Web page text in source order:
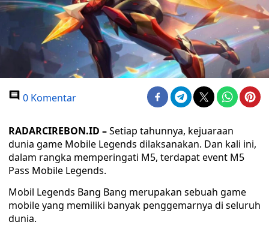
0 Komentar
RADARCIREBON.ID –Setiap tahunnya, kejuaraan
dunia game Mobile Legends dilaksanakan. Dan kali ini,
dalam rangka memperingati M5, terdapat event M5
Pass Mobile Legends.
Mobil Legends Bang Bang merupakan sebuah game
mobile yang memiliki banyak penggemarnya di seluruh
dunia.